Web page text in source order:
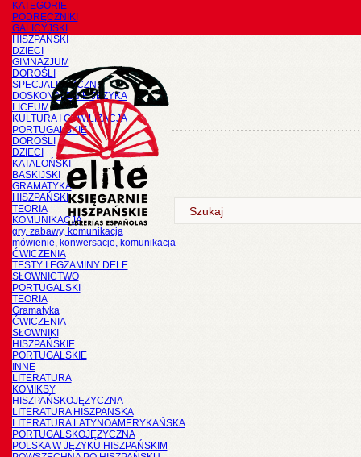
KATEGORIE
PODRĘCZNIKI
GALICYJSKI
HISZPAŃSKI
DZIECI
GIMNAZJUM
DOROŚLI
SPECJALISTYCZNE
DOSKONALENIE JĘZYKA
LICEUM
KULTURA I CYWILIZACJA
PORTUGALSKIE
DOROŚLI
DZIECI
KATALOŃSKI
BASKIJSKI
GRAMATYKA
HISZPAŃSKI
TEORIA
KOMUNIKACJA
gry, zabawy, komunikacja
mówienie, konwersacje, komunikacja
ĆWICZENIA
TESTY I EGZAMINY DELE
SŁOWNICTWO
PORTUGALSKI
TEORIA
Gramatyka
ĆWICZENIA
SŁOWNIKI
HISZPAŃSKIE
PORTUGALSKIE
INNE
LITERATURA
KOMIKSY
HISZPAŃSKOJĘZYCZNA
LITERATURA HISZPANSKA
LITERATURA LATYNOAMERYKAŃSKA
PORTUGALSKOJĘZYCZNA
POLSKA W JĘZYKU HISZPAŃSKIM